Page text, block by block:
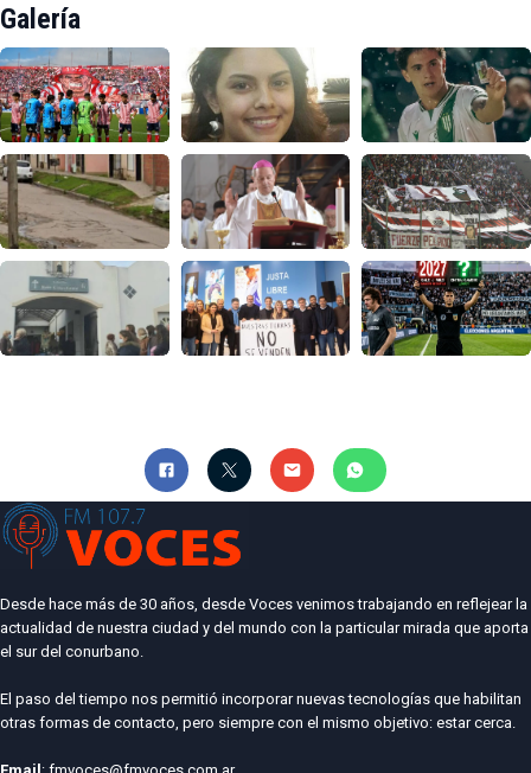
Galería
Desde hace más de 30 años, desde Voces venimos trabajando en reflejear la
actualidad de nuestra ciudad y del mundo con la particular mirada que aporta
el sur del conurbano.
El paso del tiempo nos permitió incorporar nuevas tecnologías que habilitan
otras formas de contacto, pero siempre con el mismo objetivo: estar cerca.